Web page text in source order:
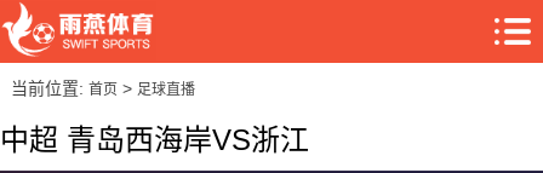
当前位置: 首页> 足球直播
中超 青岛西海岸VS浙江